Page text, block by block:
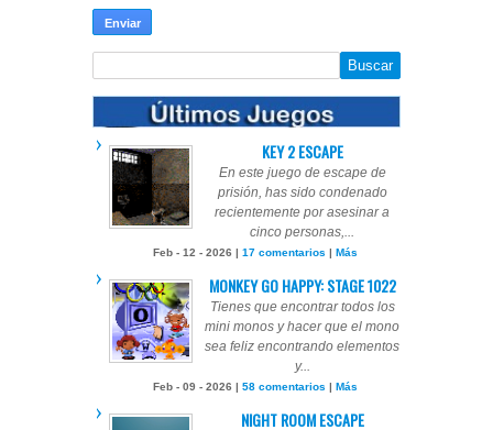
KEY 2 ESCAPE
En este juego de escape de
prisión, has sido condenado
recientemente por asesinar a
cinco personas,...
Feb - 12 - 2026 | 17 comentarios | Más
MONKEY GO HAPPY: STAGE 1022
Tienes que encontrar todos los
mini monos y hacer que el mono
sea feliz encontrando elementos
y...
Feb - 09 - 2026 | 58 comentarios | Más
NIGHT ROOM ESCAPE